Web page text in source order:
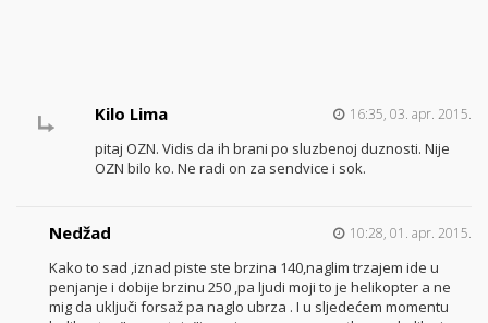
Kilo Lima 16:35, 03. apr. 2015.
pitaj OZN. Vidis da ih brani po sluzbenoj duznosti. Nije
OZN bilo ko. Ne radi on za sendvice i sok.
Nedžad 10:28, 01. apr. 2015.
Kako to sad ,iznad piste ste brzina 140,naglim trzajem ide u
penjanje i dobije brzinu 250 ,pa ljudi moji to je helikopter a ne
mig da uključi forsaž pa naglo ubrza . I u sljedećem momentu